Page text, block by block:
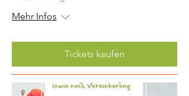
Mehr Infos
Tickets kaufen